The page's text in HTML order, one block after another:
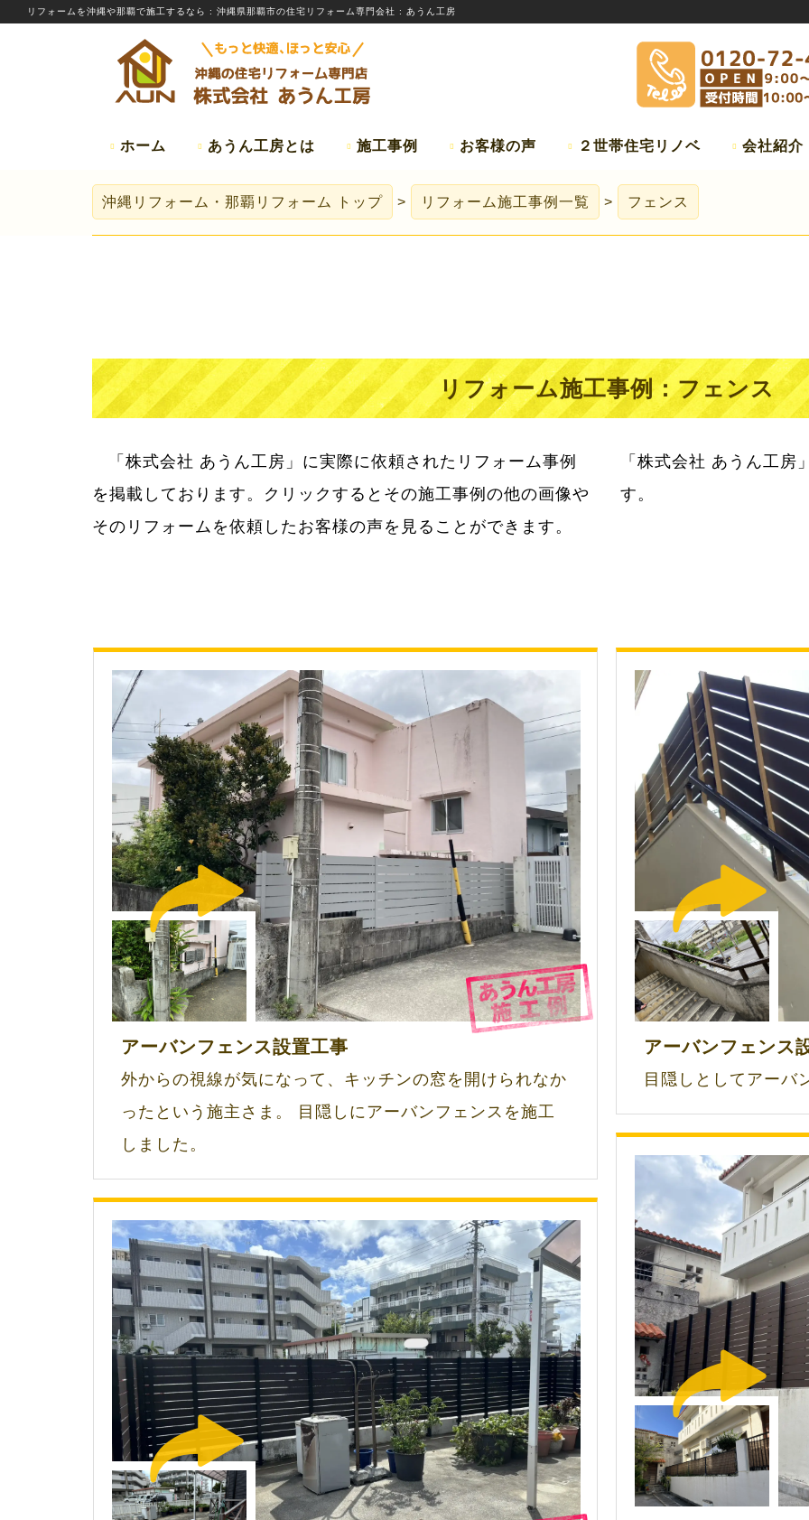
リフォームを沖縄や那覇で施工するなら : 沖縄県那覇市の住宅リフォーム専門会社 : あうん工房
ホーム あうん工房とは 施工事例 お客様の声 ２世帯住宅リノベ 会社紹介
沖縄リフォーム・那覇リフォーム トップ リフォーム施工事例一覧 フェンス
リフォーム施工事例：フェンス
「株式会社 あうん工房」に実際に依頼されたリフォーム事例
を掲載しております。クリックするとその施工事例の他の画像や
そのリフォームを依頼したお客様の声を見ることができます。
「株式会社 あうん工房」はお客様満足度100％を目指していま
す。
アーバンフェンス設置工事
外からの視線が気になって、キッチンの窓を開けられなか
ったという施主さま。 目隠しにアーバンフェンスを施工
しました。
アーバンフェンス
目隠しとしてアーバ